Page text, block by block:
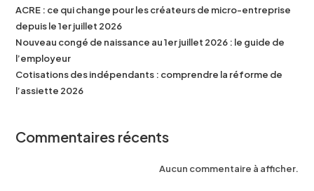
ACRE : ce qui change pour les créateurs de micro-entreprise
depuis le 1er juillet 2026
Nouveau congé de naissance au 1er juillet 2026 : le guide de
l’employeur
Cotisations des indépendants : comprendre la réforme de
l’assiette 2026
Commentaires récents
Aucun commentaire à afficher.